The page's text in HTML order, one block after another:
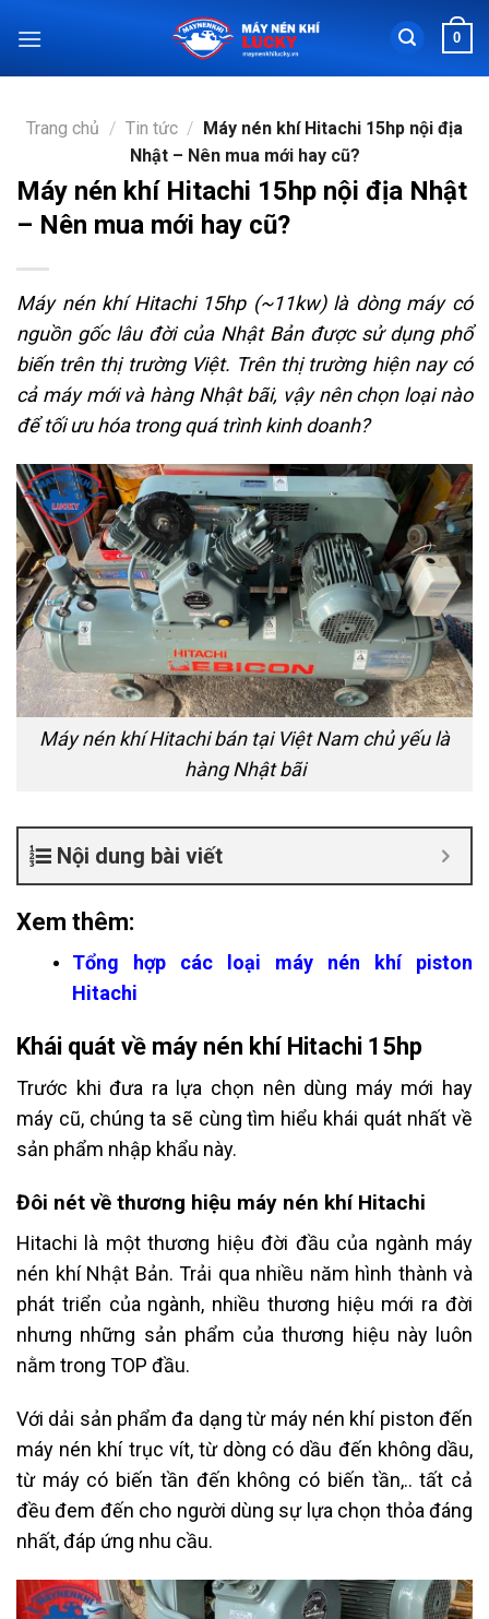
đến
0
Trang chủ / Tin tức / Máy nén khí Hitachi 15hp nội địa
Nhật – Nên mua mới hay cũ?
Máy nén khí Hitachi 15hp nội địa Nhật
– Nên mua mới hay cũ?
Máy nén khí Hitachi 15hp (~11kw) là dòng máy có
nguồn gốc lâu đời của Nhật Bản được sử dụng phổ
biến trên thị trường Việt. Trên thị trường hiện nay có
cả máy mới và hàng Nhật bãi, vậy nên chọn loại nào
để tối ưu hóa trong quá trình kinh doanh?
Máy nén khí Hitachi bán tại Việt Nam chủ yếu là
hàng Nhật bãi
Nội dung bài viết
Xem thêm:
Tổng hợp các loại máy nén khí piston
Hitachi
Khái quát về máy nén khí Hitachi 15hp
Trước khi đưa ra lựa chọn nên dùng máy mới hay
máy cũ, chúng ta sẽ cùng tìm hiểu khái quát nhất về
sản phẩm nhập khẩu này.
Đôi nét về thương hiệu máy nén khí Hitachi
Hitachi là một thương hiệu đời đầu của ngành máy
nén khí Nhật Bản. Trải qua nhiều năm hình thành và
phát triển của ngành, nhiều thương hiệu mới ra đời
nhưng những sản phẩm của thương hiệu này luôn
nằm trong TOP đầu.
Với dải sản phẩm đa dạng từ máy nén khí piston đến
máy nén khí trục vít, từ dòng có dầu đến không dầu,
từ máy có biến tần đến không có biến tần,.. tất cả
đều đem đến cho người dùng sự lựa chọn thỏa đáng
nhất, đáp ứng nhu cầu.